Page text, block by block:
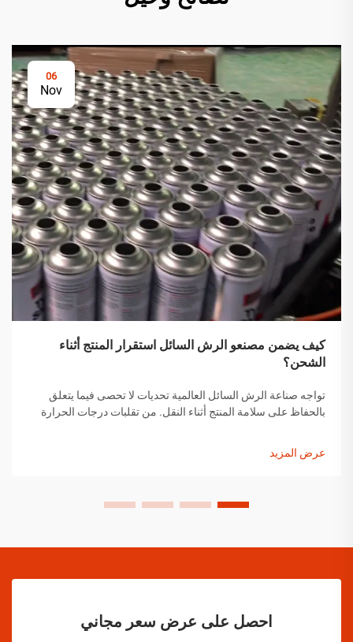
06
Nov
كيف يضمن مصنعو الرش السائل استقرار المنتج أثناء
الشحن؟
تواجه صناعة الرش السائل العالمية تحديات لا تحصى فيما يتعلق
بالحفاظ على سلامة المنتج أثناء النقل. من تقلبات درجات الحرارة
عرض المزيد
احصل على عرض سعر مجاني